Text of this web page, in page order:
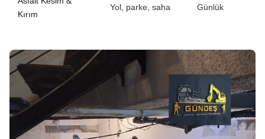
Kırım
Yol, parke, saha Günlük